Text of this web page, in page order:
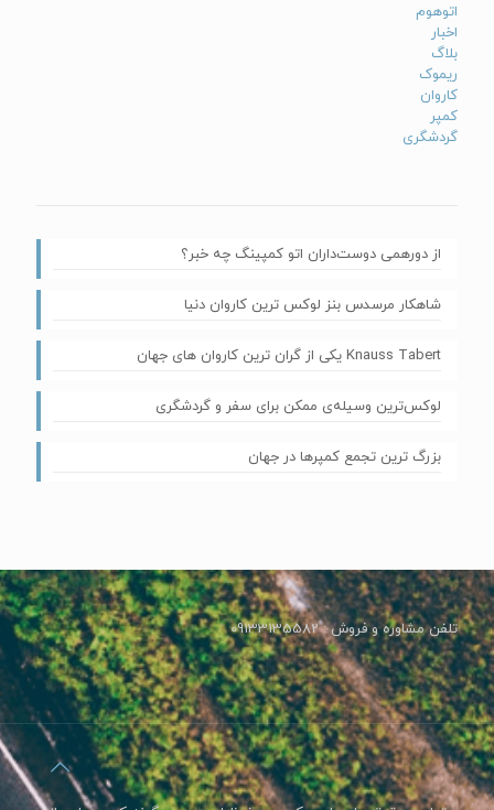
اتوهوم
اخبار
بلاگ
ریموک
کاروان
کمپر
گردشگری
از دورهمی دوست‌داران اتو کمپینگ چه خبر؟
شاهکار مرسدس بنز لوکس ترین کاروان دنیا
Knauss Tabert یکی از گران‌ ترین کاروان های جهان
لوکس‌ترین وسیله‌ی ممکن برای سفر و گردشگری
بزرگ ترین تجمع کمپرها در جهان
تلفن مشاوره و فروش : 09133135582